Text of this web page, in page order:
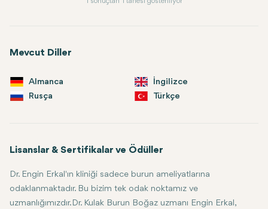
Mevcut Diller
Almanca
İngilizce
Rusça
Türkçe
Lisanslar & Sertifikalar ve Ödüller
Dr. Engin Erkal'ın kliniği sadece burun ameliyatlarına
odaklanmaktadır. Bu bizim tek odak noktamız ve
uzmanlığımızdır.Dr. Kulak Burun Boğaz uzmanı Engin Erkal,